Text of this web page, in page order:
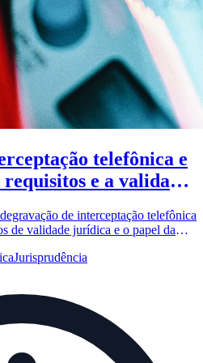
telefônica e
e a validade
de interceptação telefônica
de validade jurídica e o papel da
Jurisprudência